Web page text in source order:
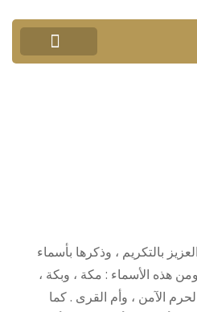
بالتكريم ، وذكرها بأسماء
هذه الأسماء : مكة ، وبكة ،
الآمن ، وأم القرى . كما